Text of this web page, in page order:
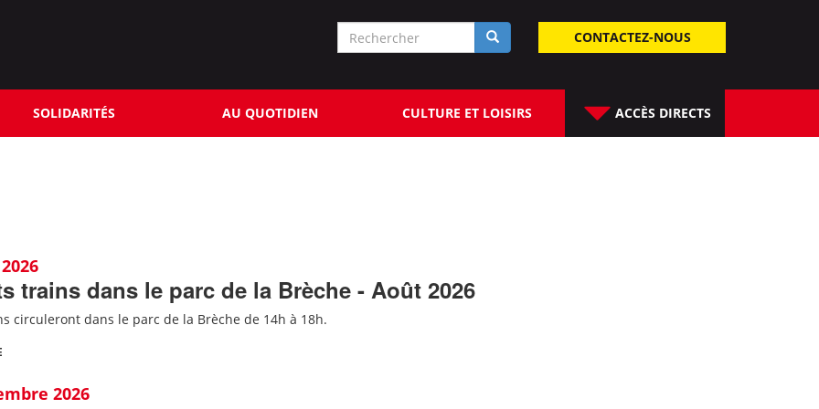
CONTACTEZ-NOUS
Formulaire
recherche
SOLIDARITÉS AU QUOTIDIEN CULTURE ET LOISIRS ACCÈS DIRECTS
trains dans le parc de la Brèche - Août 2026
circuleront dans le parc de la Brèche de 14h à 18h.
2026